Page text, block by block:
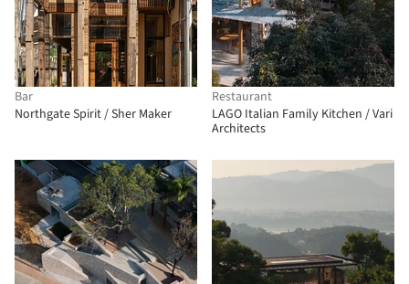
Bar
Northgate Spirit / Sher Maker
Restaurant
LAGO Italian Family Kitchen / Vari
Architects